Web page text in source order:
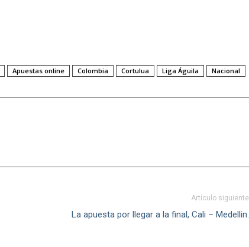
Apuestas online Colombia Cortulua Liga Águila Nacional
Artículo siguiente
La apuesta por llegar a la final, Cali – Medellin.